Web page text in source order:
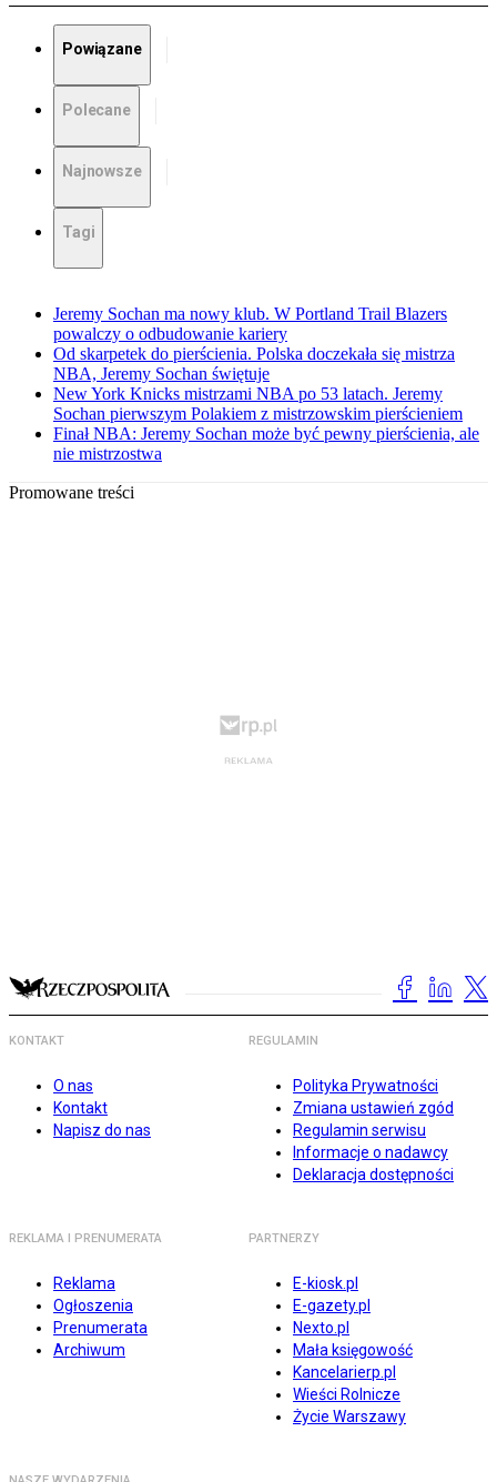
Powiązane
Polecane
Najnowsze
Tagi
Jeremy Sochan ma nowy klub. W Portland Trail Blazers
powalczy o odbudowanie kariery
Od skarpetek do pierścienia. Polska doczekała się mistrza
NBA, Jeremy Sochan świętuje
New York Knicks mistrzami NBA po 53 latach. Jeremy
Sochan pierwszym Polakiem z mistrzowskim pierścieniem
Finał NBA: Jeremy Sochan może być pewny pierścienia, ale
nie mistrzostwa
Promowane treści
KONTAKT
O nas
Kontakt
Napisz do nas
REGULAMIN
Polityka Prywatności
Zmiana ustawień zgód
Regulamin serwisu
Informacje o nadawcy
Deklaracja dostępności
REKLAMA I PRENUMERATA
Reklama
Ogłoszenia
Prenumerata
Archiwum
PARTNERZY
E-kiosk.pl
E-gazety.pl
Nexto.pl
Mała księgowość
Kancelarierp.pl
Wieści Rolnicze
Życie Warszawy